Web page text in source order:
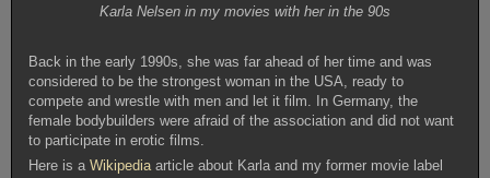
Karla Nelsen in my movies with her in the 90s
Back in the early 1990s, she was far ahead of her time and was
considered to be the strongest woman in the USA, ready to
compete and wrestle with men and let it film. In Germany, the
female bodybuilders were afraid of the association and did not want
to participate in erotic films.
Here is aWikipedia article about Karla and my former movie label